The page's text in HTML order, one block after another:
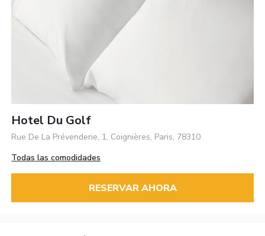
Hotel Du Golf
Rue De La Prévenderie, 1, Coignières, Paris, 78310
Todas las comodidades
RESERVAR AHORA